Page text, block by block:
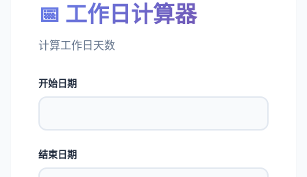
📅 工作日计算器
计算工作日天数
开始日期
结束日期